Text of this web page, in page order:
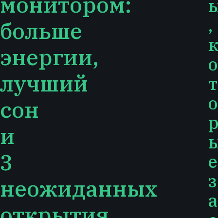
больше
энергии,
лучший
сон
и
3
неожиданных
,
о
т
о
е
з
а